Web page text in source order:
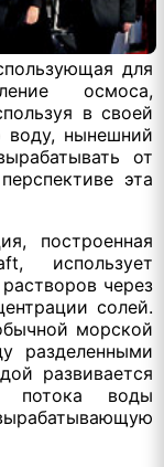
для
осмоса,
в своей
воду, нынешний
от
эта
построенная
использует
через
солей.
морской
разделенными
развивается
потока воды